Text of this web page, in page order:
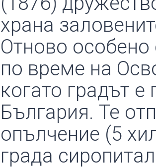
храна
Отново особено
по време на
когато градът
България. Те
опълчение (5
града